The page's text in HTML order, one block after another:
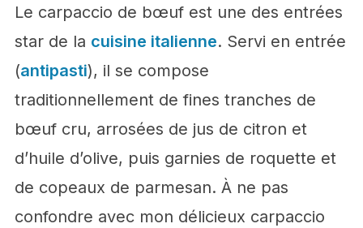
Le carpaccio de bœuf est une des entrées
star de la cuisine italienne. Servi en entrée
(antipasti), il se compose
traditionnellement de fines tranches de
bœuf cru, arrosées de jus de citron et
d’huile d’olive, puis garnies de roquette et
de copeaux de parmesan. À ne pas
confondre avec mon délicieux carpaccio